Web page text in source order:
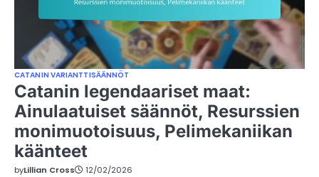
CATANIN VARIANTTISÄÄNNÖT
Catanin legendaariset maat:
Ainulaatuiset säännöt, Resurssien
monimuotoisuus, Pelimekaniikan
käänteet
byLillian Cross 12/02/2026